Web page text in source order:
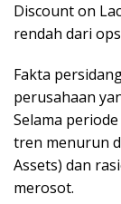
Discount on
rendah dari
Fakta
perusahaan
Selama
tren menurun
Assets) dan
merosot.